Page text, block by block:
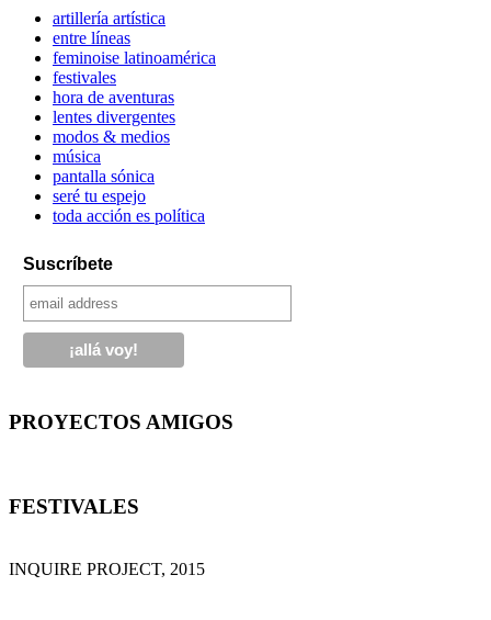
artillería artística
entre líneas
feminoise latinoamérica
festivales
hora de aventuras
lentes divergentes
modos & medios
música
pantalla sónica
seré tu espejo
toda acción es política
Suscríbete
PROYECTOS AMIGOS
FESTIVALES
INQUIRE PROJECT, 2015